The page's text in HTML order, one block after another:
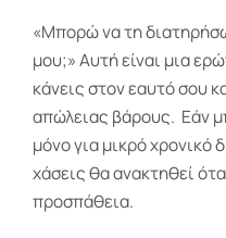
«Μπορώ να τη
μου;» Αυτή είναι μια
κάνεις στον εαυτό σου
απώλειας βάρους. Εάν
μόνο για μικρό
χάσεις θα ανακτηθεί
προσπάθεια.